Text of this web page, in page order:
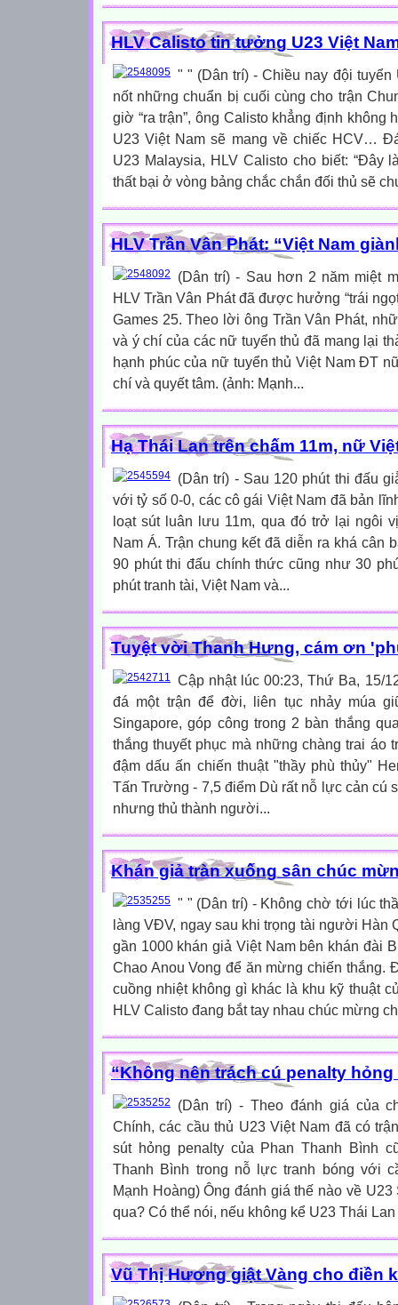
HLV Calisto tin tưởng U23 Việt
" " (Dân trí) - Chiều nay đội
nốt những chuẩn bị cuối cùng cho trận
giờ “ra trận”, ông Calisto khẳng định không
U23 Việt Nam sẽ mang về chiếc HCV…
U23 Malaysia, HLV Calisto cho biết: “Đây
thất bại ở vòng bảng chắc chắn đối thủ sẽ
HLV Trần Vân Phát: “Việt Nam
(Dân trí) - Sau hơn 2 năm miệt
HLV Trần Vân Phát đã được hưởng “trái
Games 25. Theo lời ông Trần Vân Phát,
và ý chí của các nữ tuyển thủ đã mang lại
hạnh phúc của nữ tuyển thủ Việt Nam ĐT
chí và quyết tâm. (ảnh: Mạnh...
Hạ Thái Lan trên chấm 11m, nữ
(Dân trí) - Sau 120 phút thi đấu
với tỷ số 0-0, các cô gái Việt Nam đã bản
loạt sút luân lưu 11m, qua đó trở lại ngôi
Nam Á. Trận chung kết đã diễn ra khá cân
90 phút thi đấu chính thức cũng như 30
phút tranh tài, Việt Nam và...
Tuyệt vời Thanh Hưng, cám ơn
Cập nhật lúc 00:23, Thứ Ba, 15/
đá một trận để đời, liên tục nhảy múa
Singapore, góp công trong 2 bàn thắng
thắng thuyết phục mà những chàng trai áo
đậm dấu ấn chiến thuật "thầy phù thủy"
Tấn Trường - 7,5 điểm Dù rất nỗ lực cản cú
nhưng thủ thành người...
Khán giả tràn xuống sân chúc
" " (Dân trí) - Không chờ tới lúc
làng VĐV, ngay sau khi trọng tài người Hàn
gần 1000 khán giả Việt Nam bên khán đài
Chao Anou Vong để ăn mừng chiến
cuồng nhiệt không gì khác là khu kỹ thuật
HLV Calisto đang bắt tay nhau chúc mừng
“Không nên trách cú penalty
(Dân trí) - Theo đánh giá của
Chính, các cầu thủ U23 Việt Nam đã có
sút hỏng penalty của Phan Thanh Bình
Thanh Bình trong nỗ lực tranh bóng với
Mạnh Hoàng) Ông đánh giá thế nào về
qua? Có thể nói, nếu không kể U23 Thái Lan
Vũ Thị Hương giật Vàng cho điền